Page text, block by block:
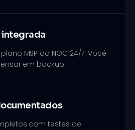
integrada
MSP do NOC 24/7. Você
em backup.
com testes de